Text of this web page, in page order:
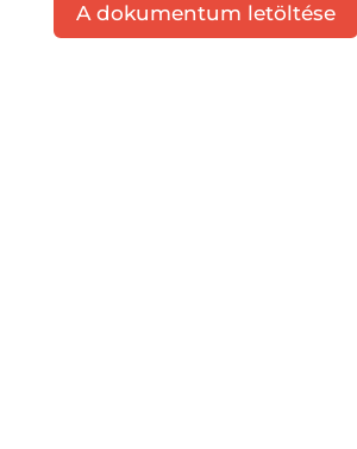
A dokumentum letöltése